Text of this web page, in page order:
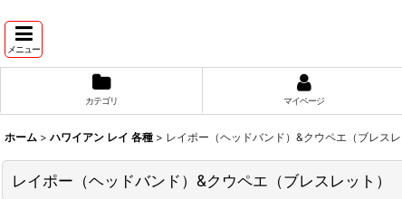
メニュー
カテゴリ マイページ
ホーム > ハワイアン レイ 各種 > レイポー（ヘッドバンド）&クウペエ（ブレスレ
レイポー（ヘッドバンド）&クウペエ（ブレスレット）